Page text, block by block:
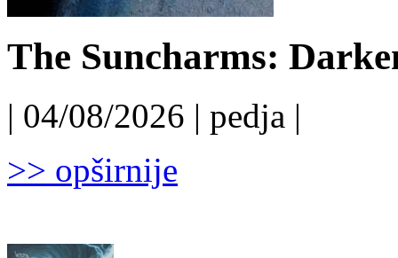
The Suncharms:
| 04/08/2026 | pedja |
>> opširnije